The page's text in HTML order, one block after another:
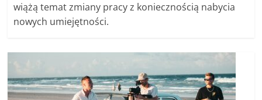
wiążą temat zmiany pracy z koniecznością nabycia
nowych umiejętności.